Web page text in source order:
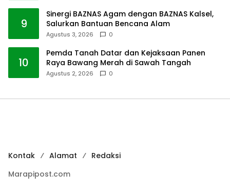
9
Sinergi BAZNAS Agam dengan BAZNAS Kalsel,
Salurkan Bantuan Bencana Alam
Agustus 3, 2026 0
10
Pemda Tanah Datar dan Kejaksaan Panen
Raya Bawang Merah di Sawah Tangah
Agustus 2, 2026 0
Kontak Alamat
Redaksi
Marapipost.com